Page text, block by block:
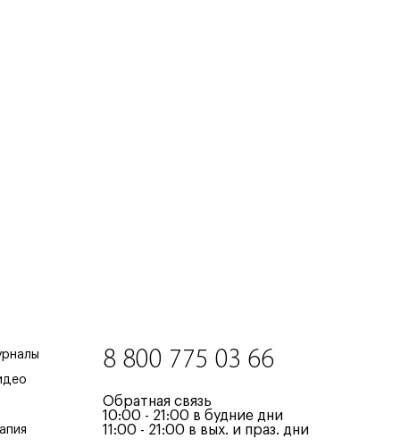
8 800 775 03 66
Обратная связь
10:00 - 21:00 в будние дни
11:00 - 21:00 в вых. и праз. дни